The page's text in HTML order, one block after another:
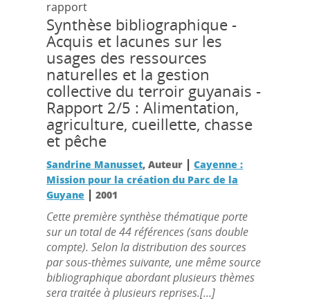
rapport
Synthèse bibliographique -
Acquis et lacunes sur les
usages des ressources
naturelles et la gestion
collective du terroir guyanais -
Rapport 2/5 : Alimentation,
agriculture, cueillette, chasse
et pêche
Sandrine Manusset, Auteur |Cayenne :
Mission pour la création du Parc de la
Guyane |2001
Cette première synthèse thématique porte
sur un total de 44 références (sans double
compte). Selon la distribution des sources
par sous-thèmes suivante, une même source
bibliographique abordant plusieurs thèmes
sera traitée à plusieurs reprises.[...]